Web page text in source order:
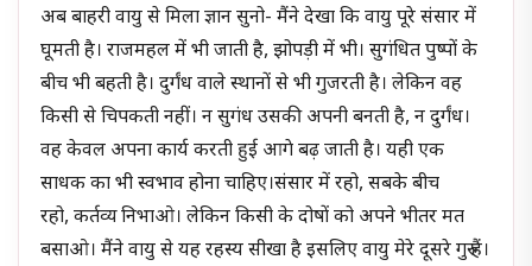
अब बाहरी वायु से मिला ज्ञान सुनो- मैंने देखा कि वायु पूरे संसार में
घूमती है। राजमहल में भी जाती है, झोपड़ी में भी। सुगंधित पुष्पों के
बीच भी बहती है। दुर्गंध वाले स्थानों से भी गुजरती है। लेकिन वह
किसी से चिपकती नहीं। न सुगंध उसकी अपनी बनती है, न दुर्गंध।
वह केवल अपना कार्य करती हुई आगे बढ़ जाती है। यही एक
साधक का भी स्वभाव होना चाहिए।संसार में रहो, सबके बीच
रहो, कर्तव्य निभाओ। लेकिन किसी के दोषों को अपने भीतर मत
बसाओ। मैंने वायु से यह रहस्य सीखा है इसलिए वायु मेरे दूसरे गुरु हैं।